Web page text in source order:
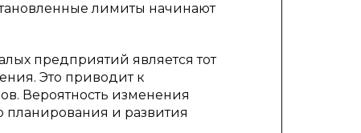
лимиты начинают
предприятий является тот
Это приводит к
Вероятность изменения
планирования и развития